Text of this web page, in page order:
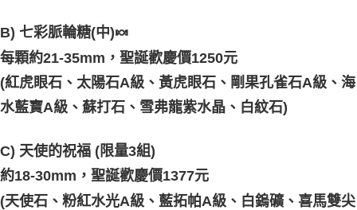
B) 七彩脈輪糖(中)🍬
每顆約21-35mm，聖誕歡慶價1250元
(紅虎眼石、太陽石A級、黃虎眼石、剛果孔雀石A級、海
水藍寶A級、蘇打石、雪弗龍紫水晶、白紋石)
C) 天使的祝福 (限量3組)
約18-30mm，聖誕歡慶價1377元
(天使石、粉紅水光A級、藍拓帕A級、白鎢礦、喜馬雙尖